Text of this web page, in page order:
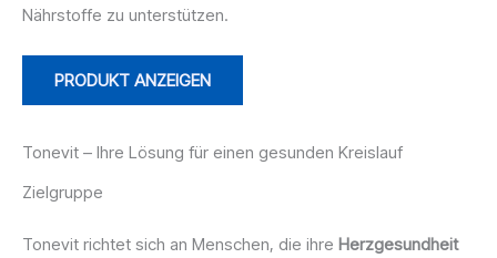
Nährstoffe zu unterstützen.
PRODUKT ANZEIGEN
Tonevit – Ihre Lösung für einen gesunden Kreislauf
Zielgruppe
Tonevit richtet sich an Menschen, die ihre Herzgesundheit